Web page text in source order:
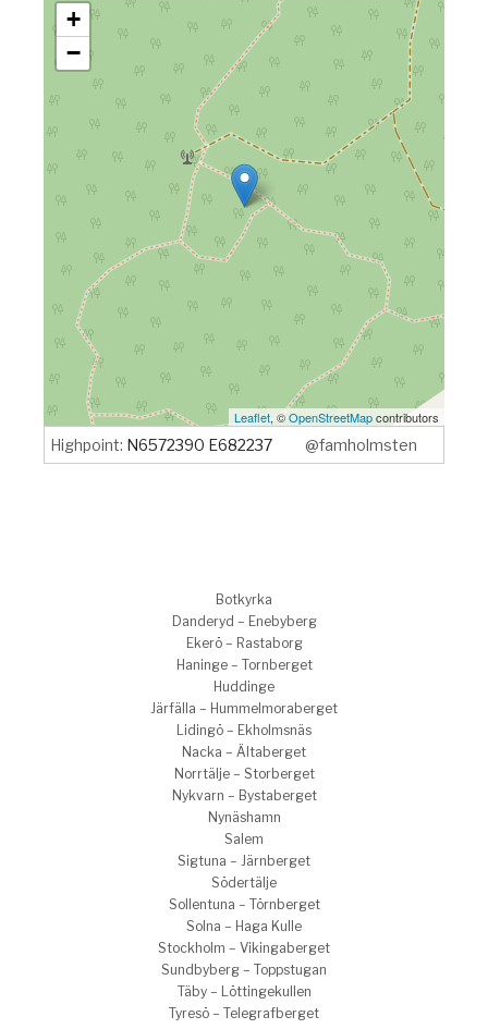
+
−
Leaflet, ©OpenStreetMapcontributors
Highpoint: N6572390 E682237 @famholmsten
Botkyrka
Danderyd – Enebyberg
Ekerö – Rastaborg
Haninge – Tornberget
Huddinge
Järfälla – Hummelmoraberget
Lidingö – Ekholmsnäs
Nacka – Ältaberget
Norrtälje – Storberget
Nykvarn – Bystaberget
Nynäshamn
Salem
Sigtuna – Järnberget
Södertälje
Sollentuna – Törnberget
Solna – Haga Kulle
Stockholm – Vikingaberget
Sundbyberg – Toppstugan
Täby – Löttingekullen
Tyresö – Telegrafberget